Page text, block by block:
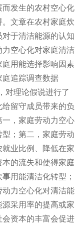
而发生的农村空心化
文章在农村家庭炊
于清洁能源的认知
空心化对家庭清洁
用能选择影响因素
追踪调查数据
对理论假说进行了
留守成员带来的负
，家庭劳动力空心
；第二，家庭劳动
业比例、降低在家
的流失和使得家庭
用能清洁化转型；
力空心化对清洁能
采用率的提高或家
资本的丰富会促进